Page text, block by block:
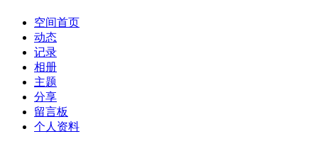
空间首页
动态
记录
相册
主题
分享
留言板
个人资料